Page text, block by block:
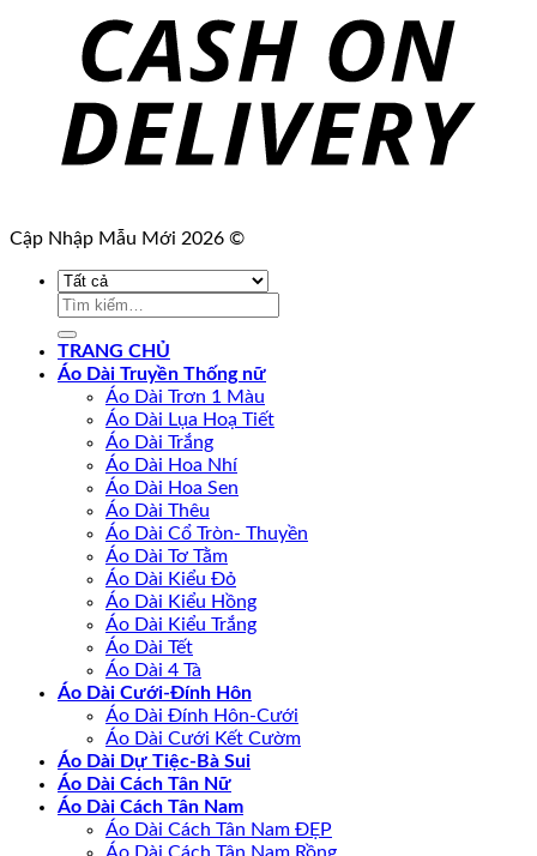
Cập Nhập Mẫu Mới 2026 ©
Tìm
TRANG CHỦ
Áo Dài Truyền Thống nữ
Áo Dài Trơn 1 Màu
Áo Dài Lụa Hoạ Tiết
Áo Dài Trắng
Áo Dài Hoa Nhí
Áo Dài Hoa Sen
Áo Dài Thêu
Áo Dài Cổ Tròn- Thuyền
Áo Dài Tơ Tằm
Áo Dài Kiểu Đỏ
Áo Dài Kiểu Hồng
Áo Dài Kiểu Trắng
Áo Dài Tết
Áo Dài 4 Tà
Áo Dài Cưới-Đính Hôn
Áo Dài Đính Hôn-Cưới
Áo Dài Cưới Kết Cườm
Áo Dài Dự Tiệc-Bà Sui
Áo Dài Cách Tân Nữ
Áo Dài Cách Tân Nam
Áo Dài Cách Tân Nam ĐẸP